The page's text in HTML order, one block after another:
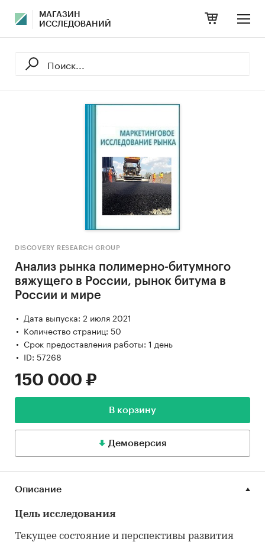
МАГАЗИН
ИССЛЕДОВАНИЙ
DISCOVERY RESEARCH GROUP
Анализ рынка полимерно-битумного
вяжущего в России, рынок битума в
России и мире
Дата выпуска: 2 июля 2021
Количество страниц: 50
Срок предоставления работы: 1 день
ID: 57268
150 000 ₽
В корзину
Демоверсия
Описание
Цель исследования
Текущее состояние и перспективы развития